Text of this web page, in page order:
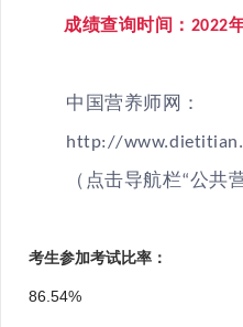
成绩查询时间： 2022
中国营养师网：
http://
（点击导航栏“公共
考生参加考试比率：
86.54%